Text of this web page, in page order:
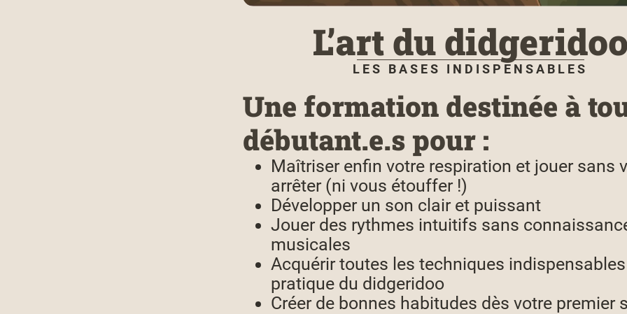
L’art du didgeridoo
LES BASES INDISPENSABLES
Une formation destinée à
débutant.e.s pour :
Maîtriser enfin votre respiration et jouer sans
arrêter (ni vous étouffer !)
Développer un son clair et puissant
Jouer des rythmes intuitifs sans
musicales
Acquérir toutes les techniques
pratique du didgeridoo
Créer de bonnes habitudes dès votre premier